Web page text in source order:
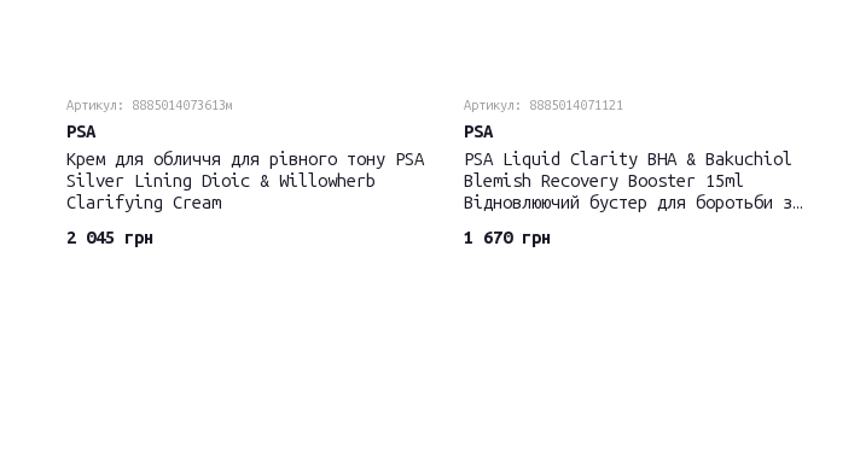
Артикул: 8885014073613м
PSA
Крем для обличчя для рівного тону PSA
Silver Lining Dioic & Willowherb
Clarifying Cream
2 045 грн
Артикул: 8885014071121
PSA
PSA Liquid Clarity BHA & Bakuchiol
Blemish Recovery Booster 15ml
Відновлюючий бустер для боротьби з
1 670 грн